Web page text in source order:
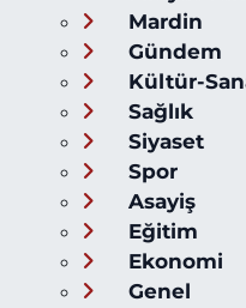
Mardin
Gündem
Kültür-
Sağlık
Siyaset
Spor
Asayiş
Eğitim
Ekonomi
Genel